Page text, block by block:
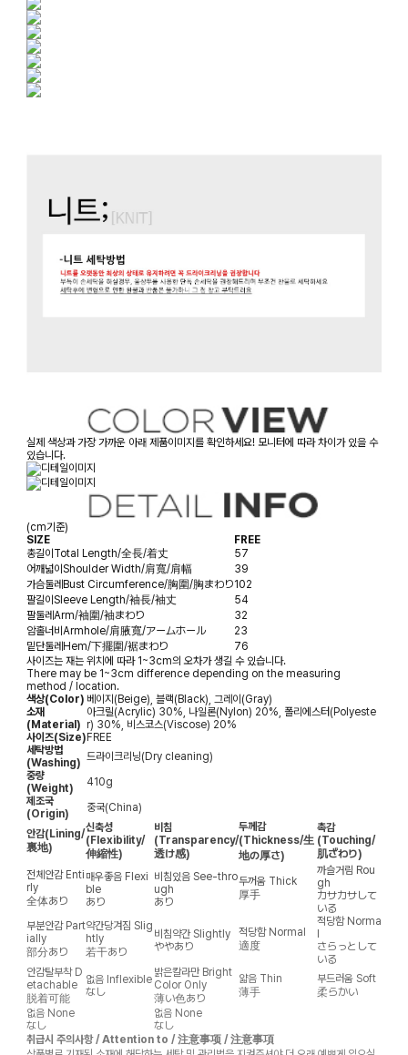
실제 색상과 가장 가까운 아래 제품이미지를 확인하세요! 모니터에 따라 차이가 있을 수
있습니다.
(cm기준)
SIZE
FREE
총길이 Total Length/全長/着丈
57
어깨넓이 Shoulder Width/肩寬/肩幅
39
가슴둘레 Bust Circumference/胸圍/胸まわり102
팔길이 Sleeve Length/袖長/袖丈
54
팔둘레 Arm/袖圍/袖まわり
32
암홀너비 Armhole/肩腋寬/アームホール
23
밑단둘레 Hem/下擺圍/裾まわり
76
사이즈는 재는 위치에 따라 1~3cm의 오차가 생길 수 있습니다.
There may be 1~3cm difference depending on the measuring
method / location.
색상(Color) 베이지(Beige), 블랙(Black), 그레이(Gray)
소재
(Material)
아크릴(Acrylic) 30%, 나일론(Nylon) 20%, 폴리에스터(Polyeste
r) 30%, 비스코스(Viscose) 20%
사이즈(Size) FREE
세탁방법
(Washing) 드라이크리닝(Dry cleaning)
중량
(Weight)
410g
제조국
(Origin)
중국(China)
안감(Lining/
裏地)
신축성
(Flexibility/
伸縮性)
비침
(Transparency/
透け感)
두께감
(Thickness/生
地の厚さ)
촉감
(Touching/
肌ざわり)
전체안감 Enti
rly
全体あり
매우좋음 Flexi
ble
あり
비침있음 See-thro
ugh
あり
두꺼움 Thick
厚手
까슬거림 Rou
gh
カサカサして
いる
부분안감 Part
ially
部分あり
약간당겨짐 Slig
htly
若干あり
비침약간 Slightly
ややあり
적당함 Normal
適度
적당함 Norma
さらっとして
いる
안감탈부착 D
etachable
脱着可能
없음 Inflexible
なし
밝은칼라만 Bright
Color Only
薄い色あり
얇음 Thin
薄手
부드러움 Soft
柔らかい
없음 None
なし
없음 None
なし
취급시 주의사항 / Attention to / 注意事项 / 注意事項